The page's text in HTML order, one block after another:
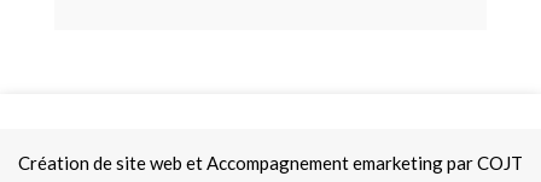
Création de site web et Accompagnement emarketing par COJT